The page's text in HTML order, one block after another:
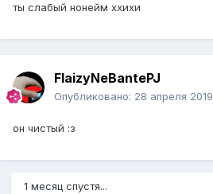
ты слабый нонейм ххихи
FlaizyNeBantePJ
Опубликовано: 28 апреля 2019
он чистый :з
1 месяц спустя...